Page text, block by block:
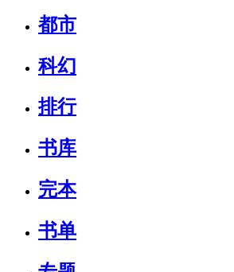
都市
科幻
排行
书库
完本
书单